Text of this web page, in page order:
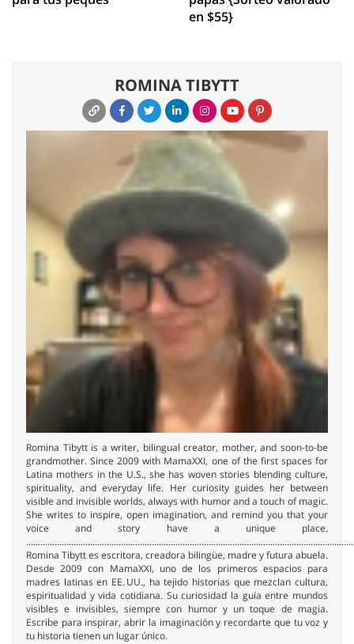
en $55}
ROMINA TIBYTT
Romina Tibytt is a writer, bilingual creator, mother, and soon-to-be
grandmother. Since 2009 with MamaXXI, one of the first spaces for
Latina mothers in the U.S., she has woven stories blending culture,
spirituality, and everyday life. Her curiosity guides her between
visible and invisible worlds, always with humor and a touch of magic.
She writes to inspire, open imagination, and remind you that your
voice and story have a unique place.
Romina Tibytt es escritora, creadora bilingüe, madre y futura abuela.
Desde 2009 con MamaXXI, uno de los primeros espacios para
madres latinas en EE. UU., ha tejido historias que mezclan cultura,
espiritualidad y vida cotidiana. Su curiosidad la guía entre mundos
visibles e invisibles, siempre con humor y un toque de magia.
Escribe para inspirar, abrir la imaginación y recordarte que tu voz y
tu historia tienen un lugar único.